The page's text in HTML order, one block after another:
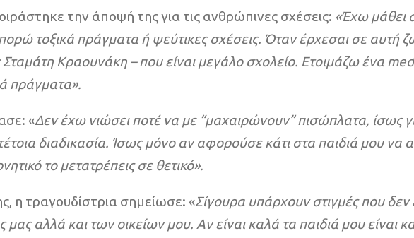
την άποψή της για τις ανθρώπινες σχέσεις: «Έχω μάθει
τοξικά πράγματα ή ψεύτικες σχέσεις. Όταν έρχεσαι σε αυτή
Σταμάτη Κραουνάκη – που είναι μεγάλο σχολείο. Ετοιμάζω ένα
πράγματα».
«Δεν έχω νιώσει ποτέ να με “μαχαιρώνουν” πισώπλατα, ίσως
διαδικασία. Ίσως μόνο αν αφορούσε κάτι στα παιδιά μου
το μετατρέπεις σε θετικό».
η τραγουδίστρια σημείωσε: «Σίγουρα υπάρχουν στιγμές που
μας αλλά και των οικείων μου. Αν είναι καλά τα παιδιά μου